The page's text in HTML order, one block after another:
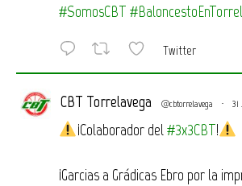
#SomosCBT
Twitter
CBT Torrelavega @cbtorrelavega · 31
¡Colaborador del #3x3CBT!
¡Garcias a Grádicas Ebro por la